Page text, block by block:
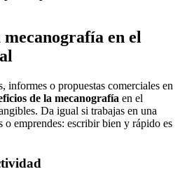
mecanografía en el
informes o propuestas comerciales en
de la mecanografía en el
Da igual si trabajas en una
o emprendes: escribir bien y rápido es